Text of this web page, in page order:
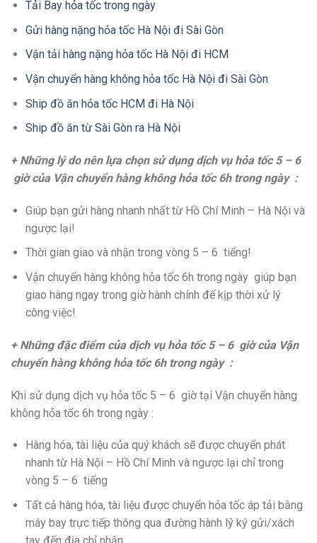
Tải Bay hỏa tốc trong ngày
Gửi hàng nặng hỏa tốc Hà Nội đi Sài Gòn
Vận tải hàng nặng hỏa tốc Hà Nội đi HCM
Vận chuyển hàng không hỏa tốc Hà Nội đi Sài Gòn
Ship đồ ăn hỏa tốc HCM đi Hà Nội
Ship đồ ăn từ Sài Gòn ra Hà Nội
+ Những lý do nên lựa chọn sử dụng dịch vụ hỏa tốc 5 – 6
giờ của Vận chuyển hàng không hỏa tốc 6h trong ngày :
Giúp bạn gửi hàng nhanh nhất từ Hồ Chí Minh – Hà Nội và
ngược lại!
Thời gian giao và nhận trong vòng 5 – 6 tiếng!
Vận chuyển hàng không hỏa tốc 6h trong ngày giúp bạn
giao hàng ngay trong giờ hành chính để kịp thời xử lý
công việc!
+ Những đặc điểm của dịch vụ hỏa tốc 5 – 6 giờ của Vận
chuyển hàng không hỏa tốc 6h trong ngày :
Khi sử dụng dịch vụ hỏa tốc 5 – 6 giờ tại Vận chuyển hàng
không hỏa tốc 6h trong ngày :
Hàng hóa, tài liệu của quý khách sẽ được chuyển phát
nhanh từ Hà Nội – Hồ Chí Minh và ngược lại chỉ trong
vòng 5 – 6 tiếng
Tất cả hàng hóa, tài liệu được chuyển hỏa tốc áp tải bằng
máy bay trực tiếp thông qua đường hành lý ký gửi/xách